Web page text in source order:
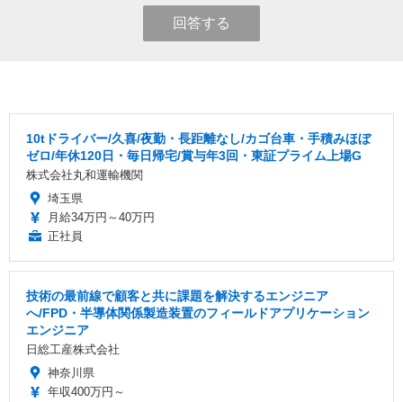
回答する
10tドライバー/久喜/夜勤・長距離なし/カゴ台車・手積みほぼ
ゼロ/年休120日・毎日帰宅/賞与年3回・東証プライム上場G
株式会社丸和運輸機関
埼玉県
月給34万円～40万円
正社員
技術の最前線で顧客と共に課題を解決するエンジニア
へ/FPD・半導体関係製造装置のフィールドアプリケーション
エンジニア
日総工産株式会社
神奈川県
年収400万円～